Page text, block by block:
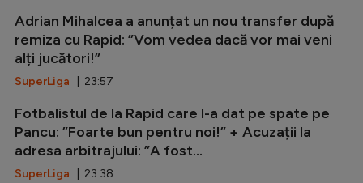
Adrian Mihalcea a anunțat un nou transfer după
remiza cu Rapid: ”Vom vedea dacă vor mai veni
alți jucători!”
SuperLiga | 23:57
Fotbalistul de la Rapid care l-a dat pe spate pe
Pancu: ”Foarte bun pentru noi!” + Acuzații la
adresa arbitrajului: ”A fost...
SuperLiga | 23:38